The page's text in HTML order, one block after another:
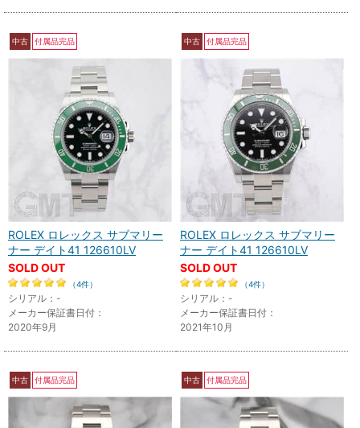
中古 付属品完品
ROLEX ロレックス サブマリー
ナー デイト41 126610LV
SOLD OUT
（4件）
シリアル：-
メーカー保証書日付：
2020年9月
中古 付属品完品
ROLEX ロレックス サブマリー
ナー デイト41 126610LV
SOLD OUT
（4件）
シリアル：-
メーカー保証書日付：
2021年10月
中古 付属品完品 中古 付属品完品